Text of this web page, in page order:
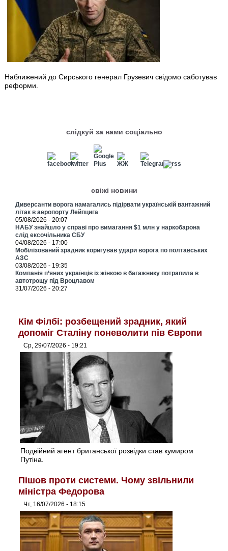
Наближений до Сирського генерал Грузевич свідомо саботував
реформи.
слідкуй за нами соціально
свіжі новини
Диверсанти ворога намагались підірвати українській вантажний
літак в аеропорту Лейпцига
05/08/2026 - 20:07
НАБУ знайшло у справі про вимагання $1 млн у наркобарона
слід ексочільника СБУ
04/08/2026 - 17:00
Мобілізований зрадник коригував удари ворога по полтавських
АЗС
03/08/2026 - 19:35
Компанія п’яних українців із жінкою в багажнику потрапила в
автотрощу під Вроцлавом
31/07/2026 - 20:27
Кім Філбі: розбещений зрадник, який
допоміг Сталіну поневолити пів Європи
Ср, 29/07/2026 - 19:21
Подвійний агент британської розвідки став кумиром
Путіна.
Пішов проти системи. Чому звільнили
міністра Федорова
Чт, 16/07/2026 - 18:15